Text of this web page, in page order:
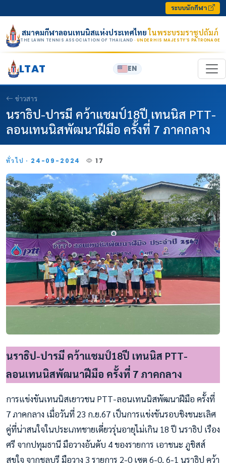
ระบบนักกีฬา
สมาคมกีฬาลอนเทนนิสแห่งประเทศไทยในพระบรมราชูปถัมภ์
THE LAWN TENNIS ASSOCIATION OF THAILAND · UNDER HIS MAJESTY’S PATRONAGE
LTAT EN
ข่าวสาร
นราธิป-ปารมี คว้าแชมป์18ปี เทนนิส PTT-
ลอนเทนนิสพัฒนาฝีมือ ครั้งที่ 7 ภาคกลาง
ทั่วไป · 24-09-2024 17
นราธิป-ปารมี คว้าแชมป์18ปี เทนนิส PTT-
ลอนเทนนิสพัฒนาฝีมือ ครั้งที่ 7 ภาคกลาง
การแข่งขันเทนนิสเยาวชน PTT-ลอนเทนนิสพัฒนาฝีมือ ครั้งที่
7 ภาคกลาง เมื่อวันที่ 23 ก.ย.67 เป็นการแข่งขันรอบชิงชนะเลิศ
คู่ที่น่าสนใจในประเภทชายเดี่ยวรุ่นอายุไม่เกิน 18 ปี นราธิป เรือง
ศรี จากปทุมธานี มือวางอันดับ 4 ของรายการ เอาชนะ ภูชิสส์
สุขใจ จากชลบุรี มือวาง 3 รายการ 2-0 เซต 6-0, 6-1 นราธิป คว้า